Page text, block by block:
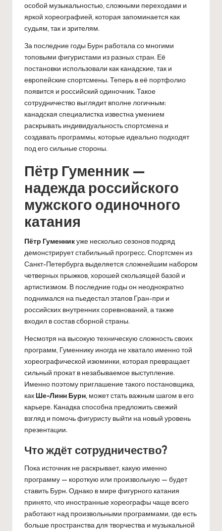
особой музыкальностью, сложными переходами и
яркой хореографией, которая запоминается как
судьям, так и зрителям.
За последние годы Бурн работала со многими
топовыми фигуристами из разных стран. Её
постановки использовали как канадские, так и
европейские спортсмены. Теперь в её портфолио
появится и российский одиночник. Такое
сотрудничество выглядит вполне логичным:
канадская специалистка известна умением
раскрывать индивидуальность спортсмена и
создавать программы, которые идеально подходят
под его сильные стороны.
Пётр Гуменник —
надежда российского
мужского одиночного
катания
Пётр Гуменникуже несколько сезонов подряд
демонстрирует стабильный прогресс. Спортсмен из
Санкт-Петербурга выделяется сложнейшим набором
четверных прыжков, хорошей скользящей базой и
артистизмом. В последние годы он неоднократно
поднимался на пьедестал этапов Гран-при и
российских внутренних соревнований, а также
входил в состав сборной страны.
Несмотря на высокую техническую сложность своих
программ, Гуменнику иногда не хватало именно той
хореографической изюминки, которая превращает
сильный прокат в незабываемое выступление.
Именно поэтому приглашение такого постановщика,
как Ше-Линн Бурн, может стать важным шагом в его
карьере. Канадка способна предложить свежий
взгляд и помочь фигуристу выйти на новый уровень
презентации.
Что ждёт сотрудничество?
Пока источник не раскрывает, какую именно
программу — короткую или произвольную — будет
ставить Бурн. Однако в мире фигурного катания
принято, что иностранные хореографы чаще всего
работают над произвольными программами, где есть
больше пространства для творчества и музыкальной